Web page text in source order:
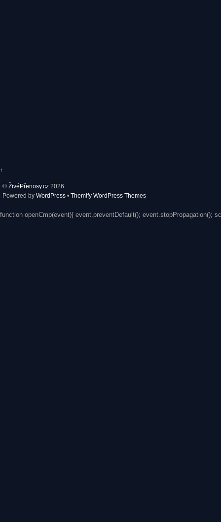
↑
© ŽivéPřenosy.cz 2026
Powered by WordPress • Themify WordPress Themes
function openCmp(event){ event.preventDefault(); event.stopPropagation();